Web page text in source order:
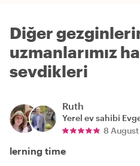
Diğer
uzmanlarımız
sevdikleri
Ruth
Yerel ev sahibi
8
lerning time